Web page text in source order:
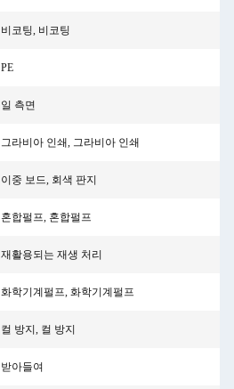
비코팅, 비코팅
PE
일 측면
그라비아 인쇄, 그라비아 인쇄
이중 보드, 회색 판지
혼합펄프, 혼합펄프
재활용되는 재생 처리
화학기계펄프, 화학기계펄프
컬 방지, 컬 방지
받아들여